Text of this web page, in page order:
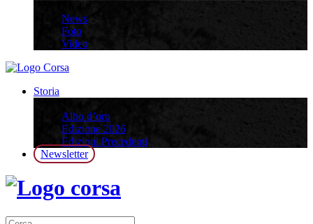
News
Foto
Video
Storia
Albo d’oro
Edizione 2026
Edizioni Precedenti
Newsletter